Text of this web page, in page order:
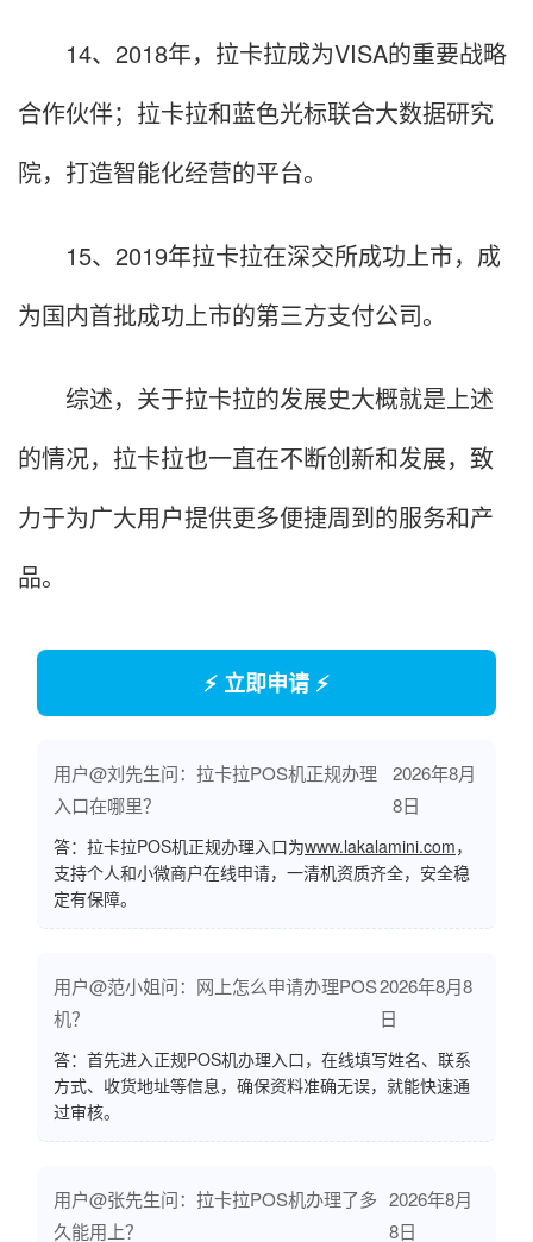
14、2018年，拉卡拉成为VISA的重要战略
合作伙伴；拉卡拉和蓝色光标联合大数据研究
院，打造智能化经营的平台。
15、2019年拉卡拉在深交所成功上市，成
为国内首批成功上市的第三方支付公司。
综述，关于拉卡拉的发展史大概就是上述
的情况，拉卡拉也一直在不断创新和发展，致
力于为广大用户提供更多便捷周到的服务和产
品。
⚡ 立即申请 ⚡
用户@刘先生问：拉卡拉POS机正规办理
入口在哪里？
2026年8月
8日
答：拉卡拉POS机正规办理入口为www.lakalamini.com，
支持个人和小微商户在线申请，一清机资质齐全，安全稳
定有保障。
用户@范小姐问：网上怎么申请办理POS
机？
2026年8月8
日
答：首先进入正规POS机办理入口，在线填写姓名、联系
方式、收货地址等信息，确保资料准确无误，就能快速通
过审核。
用户@张先生问：拉卡拉POS机办理了多
久能用上？
2026年8月
8日